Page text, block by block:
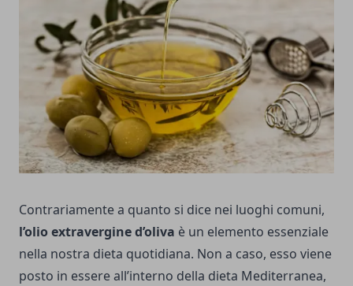
Contrariamente a quanto si dice nei luoghi comuni,
l’olio extravergine d’oliva è un elemento essenziale
nella nostra dieta quotidiana. Non a caso, esso viene
posto in essere all’interno della dieta Mediterranea,